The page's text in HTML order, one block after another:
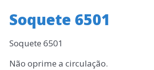
Soquete 6501
Soquete 6501
Não oprime a circulação.